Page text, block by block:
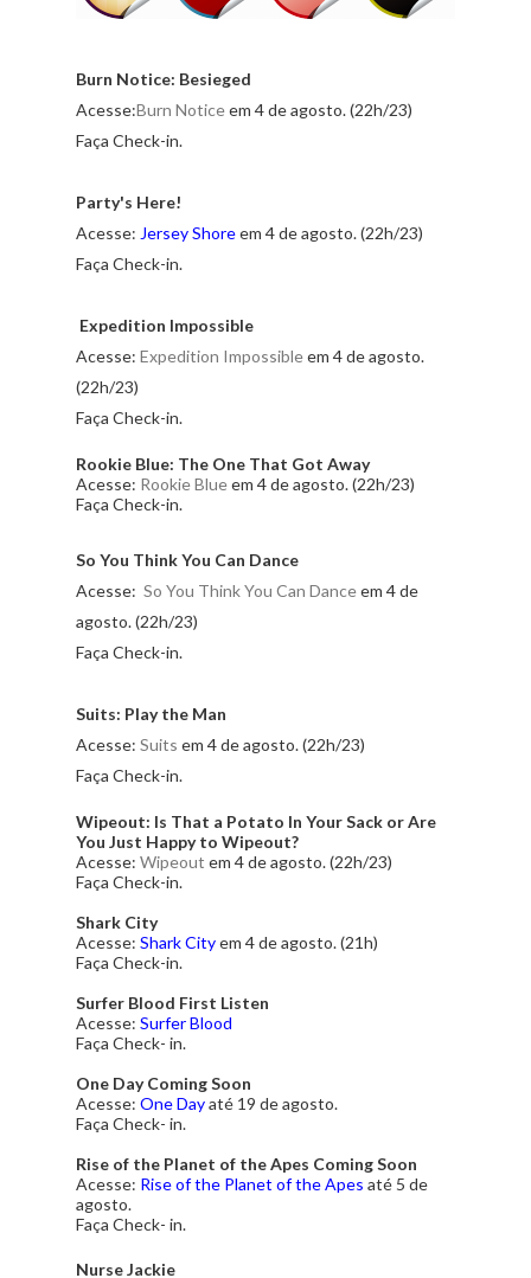
Burn Notice: Besieged
Acesse:Burn Noticeem 4 de agosto. (22h/23)
Faça Check-in.
Party's Here!
Acesse: Jersey Shoreem 4 de agosto. (22h/23)
Faça Check-in.
Expedition Impossible
Acesse: Expedition Impossibleem 4 de agosto.
(22h/23)
Faça Check-in.
Rookie Blue: The One That Got Away
Acesse: Rookie Blueem 4 de agosto. (22h/23)
Faça Check-in.
So You Think You Can Dance
Acesse: So You Think You Can Danceem 4 de
agosto. (22h/23)
Faça Check-in.
Suits: Play the Man
Acesse: Suits em 4 de agosto. (22h/23)
Faça Check-in.
Wipeout: Is That a Potato In Your Sack or Are
You Just Happy to Wipeout?
Acesse: Wipeout em 4 de agosto. (22h/23)
Faça Check-in.
Shark City
Acesse: Shark Cityem 4 de agosto. (21h)
Faça Check-in.
Surfer Blood First Listen
Acesse: Surfer Blood
Faça Check- in.
One Day Coming Soon
Acesse: One Dayaté 19 de agosto.
Faça Check- in.
Rise of the Planet of the Apes Coming Soon
Acesse: Rise of the Planet of the Apes até 5 de
agosto.
Faça Check- in.
Nurse Jackie